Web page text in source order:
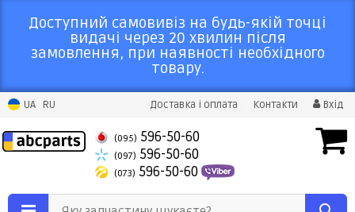
Доступний самовивіз на будь-якій точці
видачі через 20 хвилин після
замовлення, при наявності необхідного
товару.
UA RU Доставка і оплата Контакти Вхід
(095) 596-50-60
(097) 596-50-60
(073) 596-50-60